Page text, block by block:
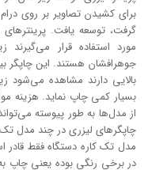
برای کشیدن تصاویر بر روی
گرفت، توسعه یافت.
مورد استفاده قرار می‌گیرند
جوهرافشان هستند. این چاپگر
بالایی دارند مشاهده می‌شود
بسیار کمی چاپ نماید. هزینه
چاپگر‌های لیزری در چند مدل تک
مدل تک کاره دستگاه فقط قادر
در برخی رنگی بوده یعنی چاپ